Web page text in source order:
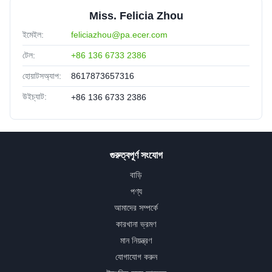
Miss. Felicia Zhou
ইমেইল: feliciazhou@pa.ecer.com
টেল: +86 136 6733 2386
হোয়াটসঅ্যাপ: 8617873657316
উইচ্যাট: +86 136 6733 2386
গুরুত্বপূর্ণ সংযোগ
বাড়ি
পণ্য
আমাদের সম্পর্কে
কারখানা ভ্রমণ
মান নিয়ন্ত্রণ
যোগাযোগ করুন